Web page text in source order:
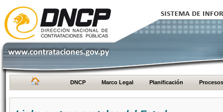
DNCP Marco Legal Planificación Procesos